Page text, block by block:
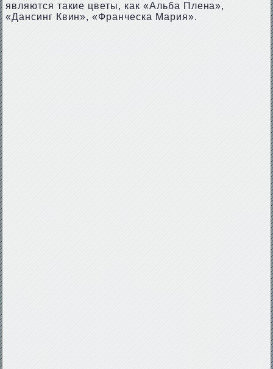
являются такие цветы, как «Альба Плена»,
«Дансинг Квин», «Франческа Мария».